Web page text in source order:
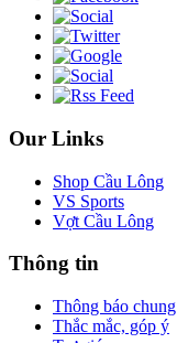
Our Links
Shop Cầu Lông
VS Sports
Vợt Cầu Lông
Thông tin
Thông báo chung
Thắc mắc, góp ý